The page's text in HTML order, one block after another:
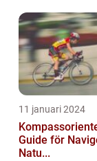
11 januari 2024
Guide för
Natu...